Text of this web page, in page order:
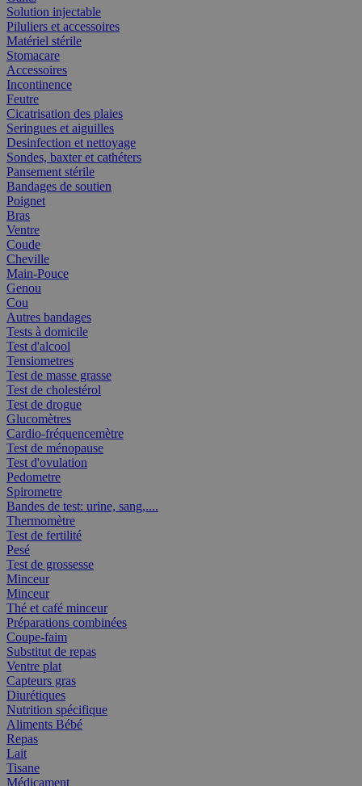
Solution injectable
Piluliers et accessoires
Matériel stérile
Stomacare
Accessoires
Incontinence
Feutre
Cicatrisation des plaies
Seringues et aiguilles
Desinfection et nettoyage
Sondes, baxter et cathéters
Pansement stérile
Bandages de soutien
Poignet
Bras
Ventre
Coude
Cheville
Main-Pouce
Genou
Cou
Autres bandages
Tests à domicile
Test d'alcool
Tensiometres
Test de masse grasse
Test de cholestérol
Test de drogue
Glucomètres
Cardio-fréquencemètre
Test de ménopause
Test d'ovulation
Pedometre
Spirometre
Bandes de test: urine, sang,....
Thermomètre
Test de fertilité
Pesé
Test de grossesse
Minceur
Minceur
Thé et café minceur
Préparations combinées
Coupe-faim
Substitut de repas
Ventre plat
Capteurs gras
Diurétiques
Nutrition spécifique
Aliments Bébé
Repas
Lait
Tisane
Médicament